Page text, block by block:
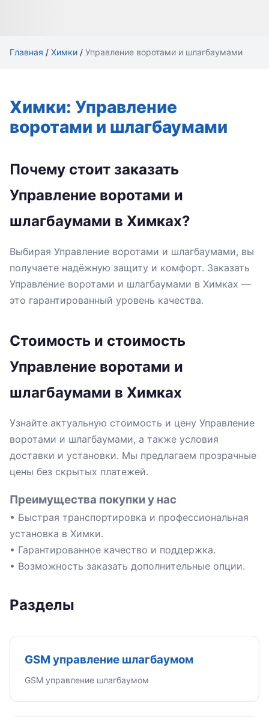
Главная / Химки / Управление воротами и шлагбаумами
Химки: Управление
воротами и шлагбаумами
Почему стоит заказать
Управление воротами и
шлагбаумами в Химках?
Выбирая Управление воротами и шлагбаумами, вы
получаете надёжную защиту и комфорт. Заказать
Управление воротами и шлагбаумами в Химках —
это гарантированный уровень качества.
Стоимость и стоимость
Управление воротами и
шлагбаумами в Химках
Узнайте актуальную стоимость и цену Управление
воротами и шлагбаумами, а также условия
доставки и установки. Мы предлагаем прозрачные
цены без скрытых платежей.
Преимущества покупки у нас
• Быстрая транспортировка и профессиональная
установка в Химки.
• Гарантированное качество и поддержка.
• Возможность заказать дополнительные опции.
Разделы
GSM управление шлагбаумом
GSM управление шлагбаумом